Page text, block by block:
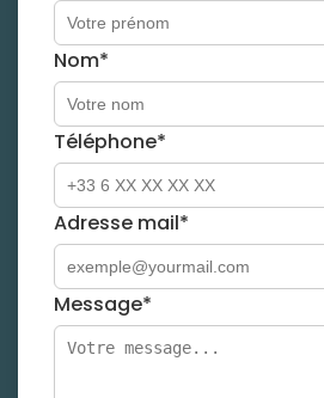
Nom*
Téléphone*
Adresse mail*
Message*